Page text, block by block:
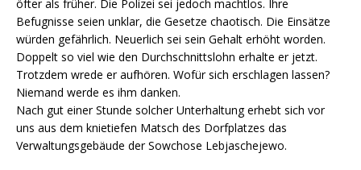
öfter als früher. Die Polizei sei jedoch machtlos. Ihre
Befugnisse seien unklar, die Gesetze chaotisch. Die Einsätze
würden gefährlich. Neuerlich sei sein Gehalt erhöht worden.
Doppelt so viel wie den Durchschnittslohn erhalte er jetzt.
Trotzdem wrede er aufhören. Wofür sich erschlagen lassen?
Niemand werde es ihm danken.
Nach gut einer Stunde solcher Unterhaltung erhebt sich vor
uns aus dem knietiefen Matsch des Dorfplatzes das
Verwaltungsgebäude der Sowchose Lebjaschejewo.